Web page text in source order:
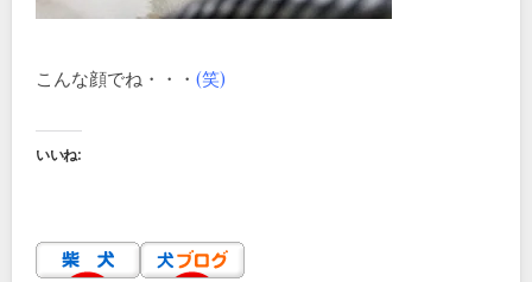
こんな顔でね・・・ (笑)
いいね: